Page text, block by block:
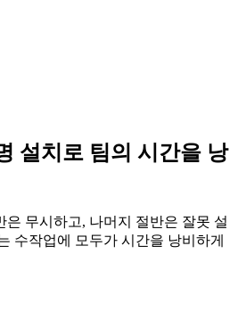
설치로 팀의 시간을 낭
은 무시하고, 나머지 절반은 잘못 설
수작업에 모두가 시간을 낭비하게